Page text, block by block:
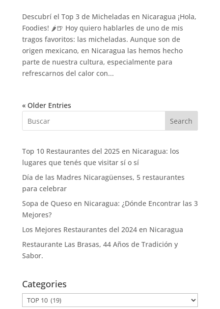
Descubrí el Top 3 de Micheladas en Nicaragua ¡Hola,
Foodies! 🌶️🍺 Hoy quiero hablarles de uno de mis
tragos favoritos: las micheladas. Aunque son de
origen mexicano, en Nicaragua las hemos hecho
parte de nuestra cultura, especialmente para
refrescarnos del calor con...
« Older Entries
Search
Top 10 Restaurantes del 2025 en Nicaragua: los
lugares que tenés que visitar sí o sí
Día de las Madres Nicaragüenses, 5 restaurantes
para celebrar
Sopa de Queso en Nicaragua: ¿Dónde Encontrar las 3
Mejores?
Los Mejores Restaurantes del 2024 en Nicaragua
Restaurante Las Brasas, 44 Años de Tradición y
Sabor.
Categories
Categories